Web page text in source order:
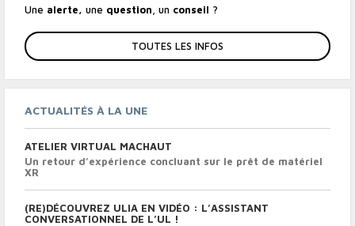
Une alerte, une question , un conseil ?
TOUTES LES INFOS
ACTUALITÉS À LA UNE
ATELIER VIRTUAL MACHAUT
Un retour d’expérience concluant sur le prêt de matériel
XR
(RE)DÉCOUVREZ ULIA EN VIDÉO : L’ASSISTANT
CONVERSATIONNEL DE L’UL !